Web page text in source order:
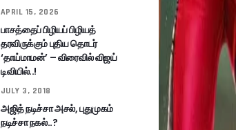
APRIL 15, 2026
பாசத்தைப் பிழியப் பிழியத்
தரவிருக்கும் புதிய தொடர்
‘தாய்மாமன்’ – விரைவில் விஜய்
டிவியில்..!
JULY 3, 2018
அஜித் நடிச்சா அசல், புதுமுகம்
நடிச்சா நகல்..?